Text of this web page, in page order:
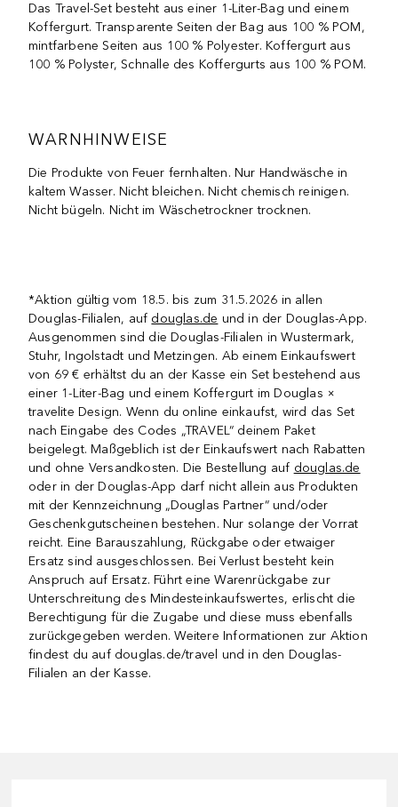
Das Travel-Set besteht aus einer 1-Liter-Bag und einem
Koffergurt. Transparente Seiten der Bag aus 100 % POM,
mintfarbene Seiten aus 100 % Polyester. Koffergurt aus
100 % Polyster, Schnalle des Koffergurts aus 100 % POM.
WARNHINWEISE
Die Produkte von Feuer fernhalten. Nur Handwäsche in
kaltem Wasser. Nicht bleichen. Nicht chemisch reinigen.
Nicht bügeln. Nicht im Wäschetrockner trocknen.
*Aktion gültig vom 18.5. bis zum 31.5.2026 in allen
Douglas-Filialen, auf douglas.de und in der Douglas-App.
Ausgenommen sind die Douglas-Filialen in Wustermark,
Stuhr, Ingolstadt und Metzingen. Ab einem Einkaufswert
von 69 € erhältst du an der Kasse ein Set bestehend aus
einer 1-Liter-Bag und einem Koffergurt im Douglas ×
travelite Design. Wenn du online einkaufst, wird das Set
nach Eingabe des Codes „TRAVEL“ deinem Paket
beigelegt. Maßgeblich ist der Einkaufswert nach Rabatten
und ohne Versandkosten. Die Bestellung auf douglas.de
oder in der Douglas-App darf nicht allein aus Produkten
mit der Kennzeichnung „Douglas Partner“ und/oder
Geschenkgutscheinen bestehen. Nur solange der Vorrat
reicht. Eine Barauszahlung, Rückgabe oder etwaiger
Ersatz sind ausgeschlossen. Bei Verlust besteht kein
Anspruch auf Ersatz. Führt eine Warenrückgabe zur
Unterschreitung des Mindesteinkaufswertes, erlischt die
Berechtigung für die Zugabe und diese muss ebenfalls
zurückgegeben werden. Weitere Informationen zur Aktion
findest du auf douglas.de/travel und in den Douglas-
Filialen an der Kasse.